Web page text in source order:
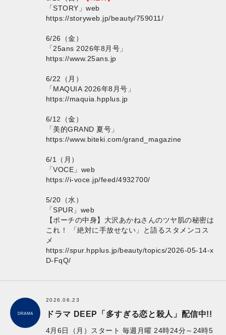
「STORY」web
https://storyweb.jp/beauty/759011/
6/26（金）
「25ans 2026年8月号」
https://www.25ans.jp
6/22（月）
「MAQUIA 2026年8月号」
https://maquia.hpplus.jp
6/12（金）
「美的GRAND 夏号」
https://www.biteki.com/grand_magazine
6/1（月）
「VOCE」web
https://i-voce.jp/feed/4932700/
5/20（水）
「SPUR」web
【ポーチの中身】大沢あかねさんのツヤ肌の秘密は
これ！ 「絶対に手放せない」と語るスタメンコス
メ
https://spur.hpplus.jp/beauty/topics/2026-05-14-x
D-FqQ/
DRAMA
2026.06.23
ドラマ DEEP「多すぎる恋と殺人」配信中!!
4月6日（月）スタート 毎週月曜 24時24分～24時5